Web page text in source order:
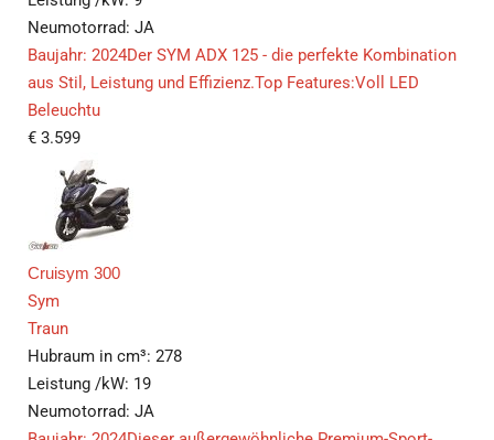
Neumotorrad: JA
Baujahr: 2024Der SYM ADX 125 - die perfekte Kombination
aus Stil, Leistung und Effizienz.Top Features:Voll LED
Beleuchtu
€ 3.599
Cruisym 300
Sym
Traun
Hubraum in cm³: 278
Leistung /kW: 19
Neumotorrad: JA